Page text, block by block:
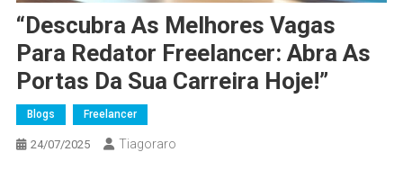
“Descubra As Melhores Vagas
Para Redator Freelancer: Abra As
Portas Da Sua Carreira Hoje!”
Blogs Freelancer
24/07/2025 Tiagoraro